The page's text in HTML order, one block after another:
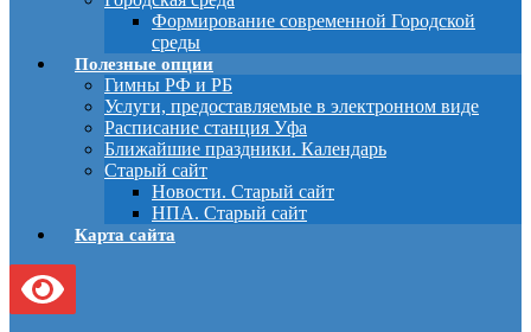
Формирование современной Городской
среды
Полезные опции
Гимны РФ и РБ
Услуги, предоставляемые в электронном виде
Расписание станция Уфа
Ближайшие праздники. Календарь
Старый сайт
Новости. Старый сайт
НПА. Старый сайт
Карта сайта